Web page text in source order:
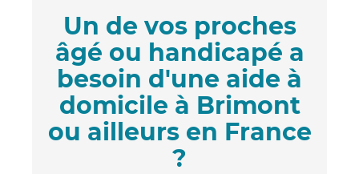
Un de vos proches
âgé ou handicapé a
besoin d'une aide à
domicile à Brimont
ou ailleurs en France
?